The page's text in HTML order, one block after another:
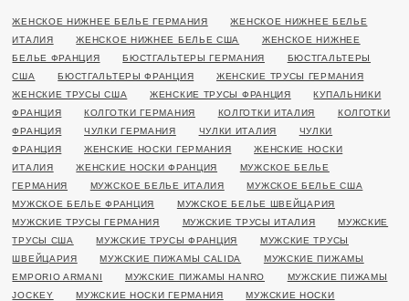
ЖЕНСКОЕ НИЖНЕЕ БЕЛЬЕ ГЕРМАНИЯ
ЖЕНСКОЕ НИЖНЕЕ БЕЛЬЕ
ИТАЛИЯ
ЖЕНСКОЕ НИЖНЕЕ БЕЛЬЕ США
ЖЕНСКОЕ НИЖНЕЕ
БЕЛЬЕ ФРАНЦИЯ
БЮСТГАЛЬТЕРЫ ГЕРМАНИЯ
БЮСТГАЛЬТЕРЫ
США
БЮСТГАЛЬТЕРЫ ФРАНЦИЯ
ЖЕНСКИЕ ТРУСЫ ГЕРМАНИЯ
ЖЕНСКИЕ ТРУСЫ США
ЖЕНСКИЕ ТРУСЫ ФРАНЦИЯ
КУПАЛЬНИКИ
ФРАНЦИЯ
КОЛГОТКИ ГЕРМАНИЯ КОЛГОТКИ ИТАЛИЯ
КОЛГОТКИ
ФРАНЦИЯ
ЧУЛКИ ГЕРМАНИЯ ЧУЛКИ ИТАЛИЯ
ЧУЛКИ
ФРАНЦИЯ
ЖЕНСКИЕ НОСКИ ГЕРМАНИЯ
ЖЕНСКИЕ НОСКИ
ИТАЛИЯ
ЖЕНСКИЕ НОСКИ ФРАНЦИЯ
МУЖСКОЕ БЕЛЬЕ
ГЕРМАНИЯ
МУЖСКОЕ БЕЛЬЕ ИТАЛИЯ
МУЖСКОЕ БЕЛЬЕ США
МУЖСКОЕ БЕЛЬЕ ФРАНЦИЯ
МУЖСКОЕ БЕЛЬЕ ШВЕЙЦАРИЯ
МУЖСКИЕ ТРУСЫ ГЕРМАНИЯ
МУЖСКИЕ ТРУСЫ ИТАЛИЯ
МУЖСКИЕ
ТРУСЫ США
МУЖСКИЕ ТРУСЫ ФРАНЦИЯ
МУЖСКИЕ ТРУСЫ
ШВЕЙЦАРИЯ
МУЖСКИЕ ПИЖАМЫ CALIDA
МУЖСКИЕ ПИЖАМЫ
EMPORIO ARMANI
МУЖСКИЕ ПИЖАМЫ HANRO
МУЖСКИЕ ПИЖАМЫ
JOCKEY
МУЖСКИЕ НОСКИ ГЕРМАНИЯ
МУЖСКИЕ НОСКИ